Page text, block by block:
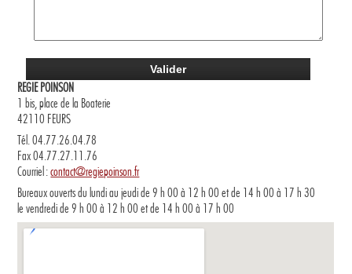
REGIE POINSON
1 bis, place de la Boaterie
42110 FEURS
Tél. 04.77.26.04.78
Fax 04.77.27.11.76
Courriel :contact@regiepoinson.fr
Bureaux ouverts du lundi au jeudi de 9 h 00 à 12 h 00 et de 14 h 00 à 17 h 30
le vendredi de 9 h 00 à 12 h 00 et de 14 h 00 à 17 h 00